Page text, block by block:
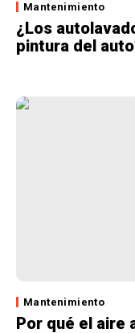
Mantenimiento
¿Los
pintura del
Mantenimiento
Por qué el aire